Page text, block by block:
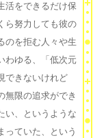
活をできるだけ保
ら努力しても彼の
のを拒む人々や生
わゆる、「低次元
できないけれど
無限の追求ができ
い、というような
っていた、という